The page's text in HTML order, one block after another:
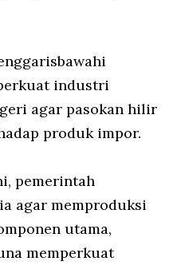
industri
agar pasokan hilir
produk impor.
pemerintah
agar memproduksi
utama,
memperkuat